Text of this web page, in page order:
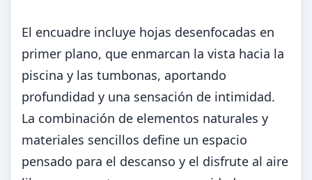
El encuadre incluye hojas desenfocadas en
primer plano, que enmarcan la vista hacia la
piscina y las tumbonas, aportando
profundidad y una sensación de intimidad.
La combinación de elementos naturales y
materiales sencillos define un espacio
pensado para el descanso y el disfrute al aire